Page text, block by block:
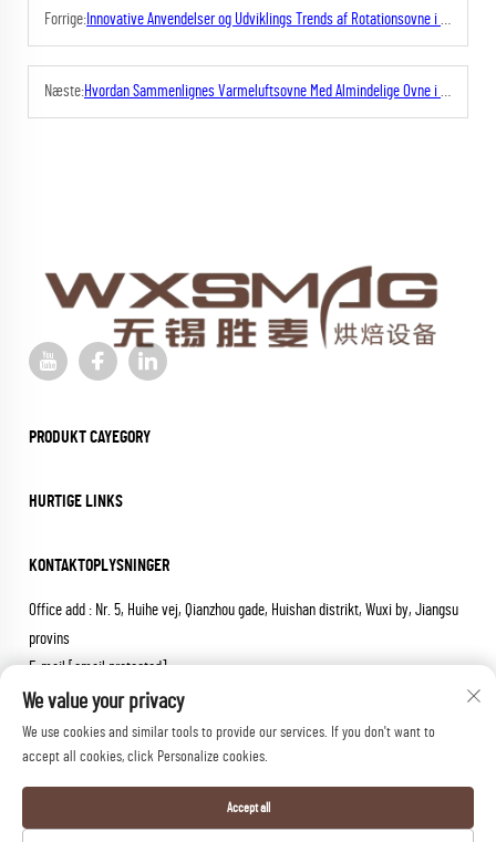
Forrige: Innovative Anvendelser og Udviklings Trends af Rotationsovne i Bageriindustrien
Næste:Hvordan Sammenlignes Varmeluftsovne Med Almindelige Ovne i Forhold til Energiforbrug?
PRODUKT CAYEGORY
HURTIGE LINKS
KONTAKTOPLYSNINGER
Office add : Nr. 5, Huihe vej, Qianzhou gade, Huishan distrikt, Wuxi by, Jiangsu
provins
E-mail:[email protected]
Tlf: +86-18652826331
Copyright © 2025 wuxi sheng mai machinery co.,ltd. Alle rettigheder
We value your privacy
We use cookies and similar tools to provide our services. If you don't want to
accept all cookies, click Personalize cookies.
Accept all